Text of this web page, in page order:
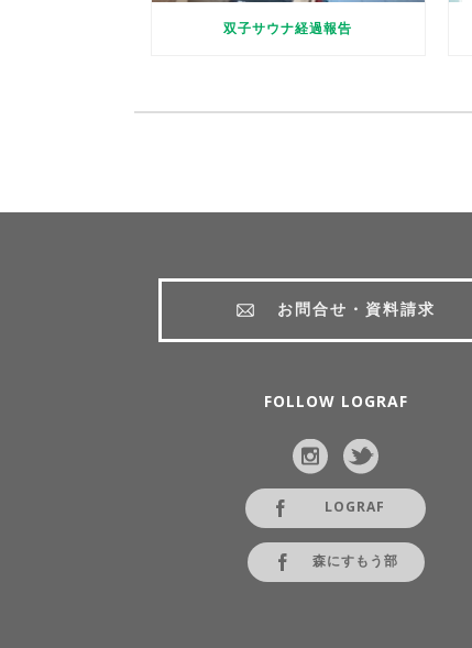
双子サウナ経過報告
お問合せ・資料請求
FOLLOW LOGRAF
LOGRAF
森にすもう部